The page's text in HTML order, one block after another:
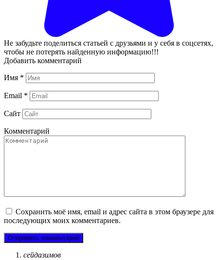
Не забудьте поделиться статьей с друзьями и у себя в соцсетях,
чтобы не потерять найденную информацию!!!
Добавить комментарий
Имя *
Email *
Сайт
Комментарий
Сохранить моё имя, email и адрес сайта в этом браузере для
последующих моих комментариев.
сейдазимов